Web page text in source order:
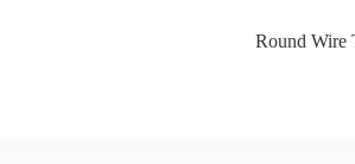
Round Wire